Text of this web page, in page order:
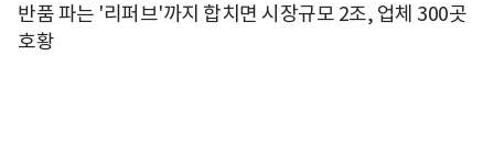
반품 파는 '리퍼브'까지 합치면 시장규모 2조, 업체 300곳
호황